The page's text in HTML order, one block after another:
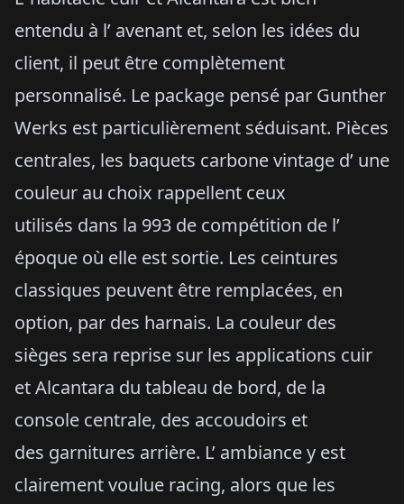
entendu à l’ avenant et, selon les idées du
client, il peut être complètement
personnalisé. Le package pensé par Gunther
Werks est particulièrement séduisant. Pièces
centrales, les baquets carbone vintage d’ une
couleur au choix rappellent ceux
utilisés dans la 993 de compétition de l’
époque où elle est sortie. Les ceintures
classiques peuvent être remplacées, en
option, par des harnais. La couleur des
sièges sera reprise sur les applications cuir
et Alcantara du tableau de bord, de la
console centrale, des accoudoirs et
des garnitures arrière. L’ ambiance y est
clairement voulue racing, alors que les